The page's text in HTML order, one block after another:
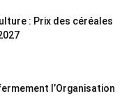
: Prix des céréales
l’Organisation